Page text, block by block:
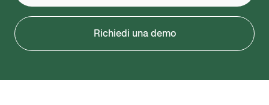
Richiedi una demo